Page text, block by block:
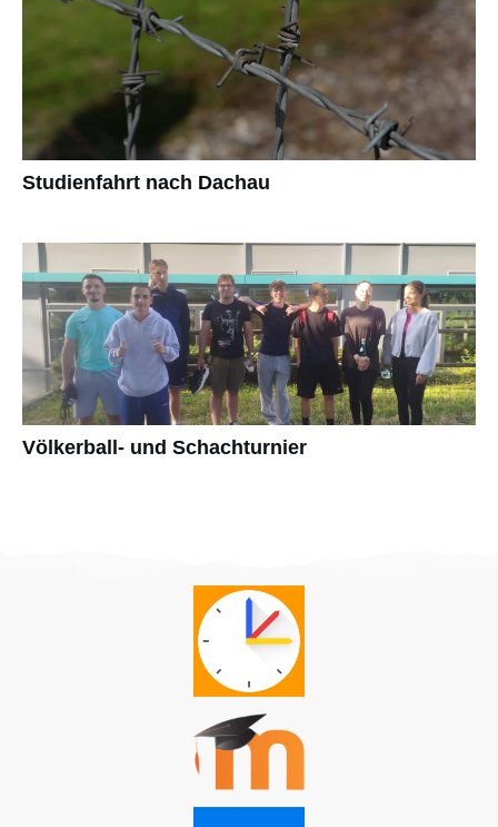
Studienfahrt nach Dachau
Völkerball- und Schachturnier